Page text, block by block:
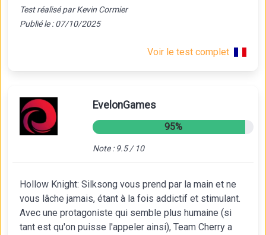
Test réalisé par Kevin Cormier
Publié le : 07/10/2025
Voir le test complet
EvelonGames
95%
Note : 9.5 / 10
Hollow Knight: Silksong vous prend par la main et ne
vous lâche jamais, étant à la fois addictif et stimulant.
Avec une protagoniste qui semble plus humaine (si
tant est qu'on puisse l'appeler ainsi), Team Cherry a